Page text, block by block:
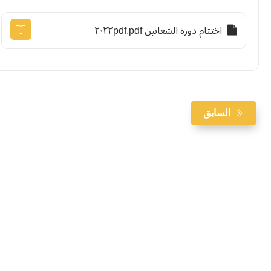
اختتام دورة الشعانين ٢٠٢٢pdf.pdf
السابق